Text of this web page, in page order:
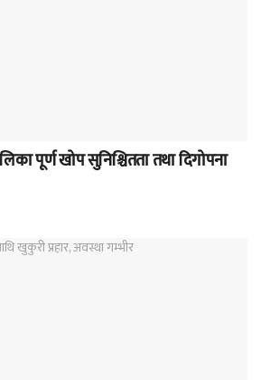
पूर्ण खोप सुनिश्चितता तथा दिगोपना